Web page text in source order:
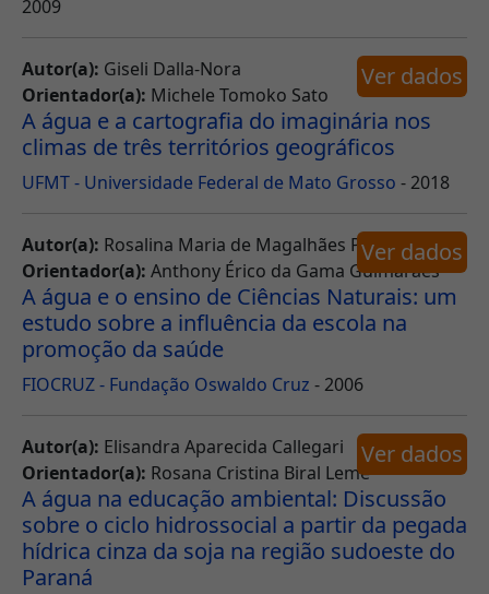
2009
Autor(a): Giseli Dalla-Nora
Orientador(a): Michele Tomoko Sato
A água e a cartografia do imaginária nos
climas de três territórios geográficos
UFMT - Universidade Federal de Mato Grosso - 2018
Ver dados
Autor(a): Rosalina Maria de Magalhães Pereira
Orientador(a): Anthony Érico da Gama Guimarães
A água e o ensino de Ciências Naturais: um
estudo sobre a influência da escola na
promoção da saúde
FIOCRUZ - Fundação Oswaldo Cruz - 2006
Ver dados
Autor(a): Elisandra Aparecida Callegari
Orientador(a): Rosana Cristina Biral Leme
A água na educação ambiental: Discussão
sobre o ciclo hidrossocial a partir da pegada
hídrica cinza da soja na região sudoeste do
Paraná
Ver dados